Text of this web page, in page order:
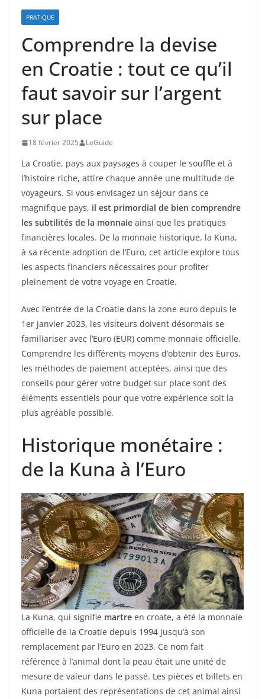
PRATIQUE
Comprendre la devise
en Croatie : tout ce qu’il
faut savoir sur l’argent
sur place
18 février 2025 LeGuide
La Croatie, pays aux paysages à couper le souffle et à
l’histoire riche, attire chaque année une multitude de
voyageurs. Si vous envisagez un séjour dans ce
magnifique pays, il est primordial de bien comprendre
les subtilités de la monnaie ainsi que les pratiques
financières locales. De la monnaie historique, la Kuna,
à sa récente adoption de l’Euro, cet article explore tous
les aspects financiers nécessaires pour profiter
pleinement de votre voyage en Croatie.
Avec l’entrée de la Croatie dans la zone euro depuis le
1er janvier 2023, les visiteurs doivent désormais se
familiariser avec l’Euro (EUR) comme monnaie officielle.
Comprendre les différents moyens d’obtenir des Euros,
les méthodes de paiement acceptées, ainsi que des
conseils pour gérer votre budget sur place sont des
éléments essentiels pour que votre expérience soit la
plus agréable possible.
Historique monétaire :
de la Kuna à l’Euro
La Kuna, qui signifie martre en croate, a été la monnaie
officielle de la Croatie depuis 1994 jusqu’à son
remplacement par l’Euro en 2023. Ce nom fait
référence à l’animal dont la peau était une unité de
mesure de valeur dans le passé. Les pièces et billets en
Kuna portaient des représentations de cet animal ainsi